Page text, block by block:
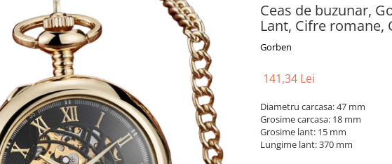
Ceas de buzunar,
Lant, Cifre romane,
Gorben
141,34 Lei
Diametru carcasa: 47 mm
Grosime carcasa: 18 mm
Grosime lant: 15 mm
Lungime lant: 370 mm